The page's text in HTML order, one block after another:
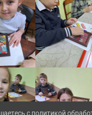
с политикой